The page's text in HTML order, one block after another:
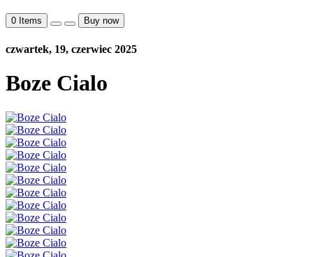
0 Items Buy now
czwartek, 19, czerwiec 2025
Boze Cialo